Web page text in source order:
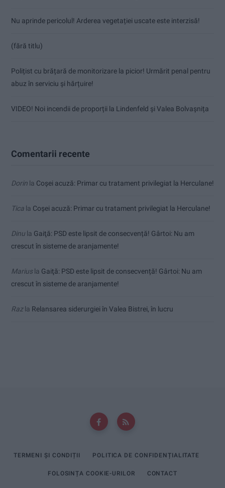
Nu aprinde pericolul! Arderea vegetației uscate este interzisă!
(fără titlu)
Polițist cu brățară de monitorizare la picior! Urmărit penal pentru
abuz în serviciu și hărțuire!
VIDEO! Noi incendii de proporții la Lindenfeld și Valea Bolvașnița
Comentarii recente
Dorin la Coșei acuză: Primar cu tratament privilegiat la Herculane!
Tica la Coșei acuză: Primar cu tratament privilegiat la Herculane!
Dinu la Gaiţă: PSD este lipsit de consecvență! Gârtoi: Nu am
crescut în sisteme de aranjamente!
Mariusla Gaiţă: PSD este lipsit de consecvență! Gârtoi: Nu am
crescut în sisteme de aranjamente!
Razla Relansarea siderurgiei în Valea Bistrei, în lucru
TERMENI ȘI CONDIȚII POLITICA DE CONFIDENȚIALITATE
FOLOSINȚA COOKIE-URILOR CONTACT